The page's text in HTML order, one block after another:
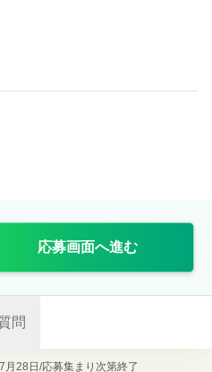
応募画面へ進む
問
月28日/応募集まり次第終了